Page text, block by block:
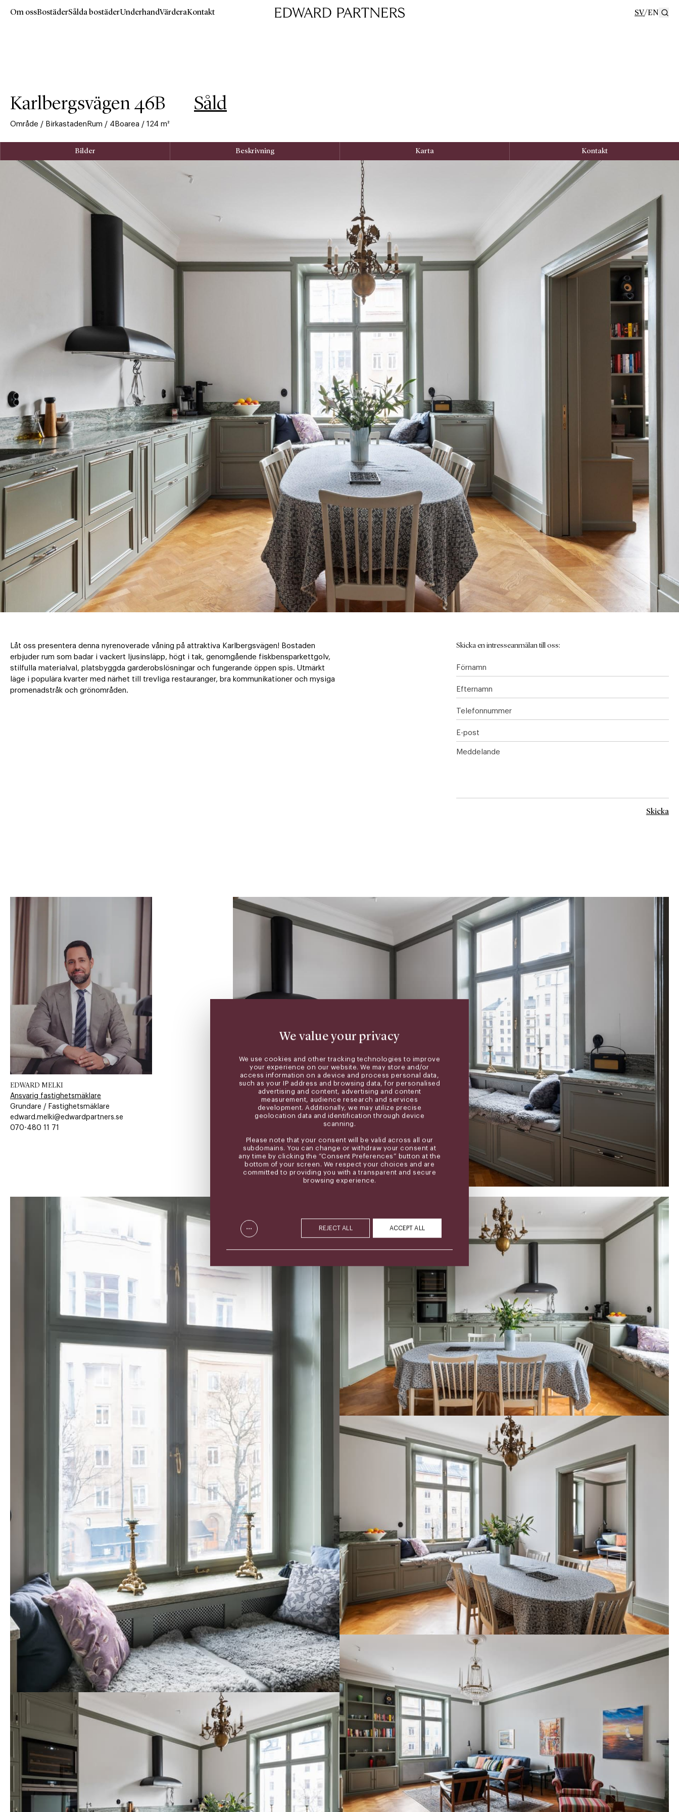
We value your privacy
We use cookies and other tracking technologies to improve
your experience on our website. We may store and/or
access information on a device and process personal data,
such as your IP address and browsing data, for personalised
advertising and content, advertising and content
measurement, audience research and services
development. Additionally, we may utilize precise
geolocation data and identification through device
scanning.
Please note that your consent will be valid across all our
subdomains. You can change or withdraw your consent at
any time by clicking the “Consent Preferences” button at the
bottom of your screen. We respect your choices and are
committed to providing you with a transparent and secure
browsing experience.
... REJECT ALL ACCEPT ALL
Om ossBostäderSålda bostäderUnderhandVärderaKontakt Edward & Partners SV/EN
Karlbergsvägen 46B
Område / Birkastaden Rum / 4 Boarea / 124 m²
Såld
Bilder Beskrivning Karta Kontakt
Låt oss presentera denna nyrenoverade våning på attraktiva Karlbergsvägen! Bostaden
erbjuder rum som badar i vackert ljusinsläpp, högt i tak, genomgående fiskbensparkettgolv,
stilfulla materialval, platsbyggda garderobslösningar och fungerande öppen spis. Utmärkt
läge i populära kvarter med närhet till trevliga restauranger, bra kommunikationer och mysiga
promenadstråk och grönområden.
Skicka en intresseanmälan till oss:
Förnamn
Efternamn
Telefonnummer
E-post
Meddelande
Skicka
EDWARD MELKI
Ansvarig fastighetsmäklare
Grundare / Fastighetsmäklare
edward.melki@edwardpartners.se
070-480 11 71​​​​‌ ‍ ​‍​‍‌‍ ‌ ​‍‌‍‍‌‌‍‌ ‌‍‍‌‌‍ ‍​‍​‍​ ‍‍​‍​‍‌ ​ ‌‍​‌‌‍ ‍‌‍‍‌‌ ‌​‌ ‍‌​‍ ‍‌‍‍‌‌‍ ​‍​‍​‍ ​​‍​‍‌‍‍​‌ ​‍‌‍‌‌‌‍‌‍​‍​‍​ ‍‍​‍​‍​‍ ‌ ​ ‌ ‌​‌ ‌‌‌‍‌​‌‍‍‌‌‍ ​‍ ‌‍‍‌‌‍ ‍‌ ‌​‌‍‌‌‌‍ ‍‌ ‌​​‍ ‌‍‌‌‌‍‌​‌‍‍‌‌ ‌​​‍ ‌‍ ‌‌‍ ‌‍‌​‌‍‌‌​ ‌‌ ​​‌ ​‍‌‍‌‌‌ ​ ‌‍‌‌‌‍ ‍‌ ‌​‌‍​‌‌ ‌​‌‍‍‌‌‍ ‌‍ ‍​ ‍ ‌‍‍‌‌‍‌​​ ‌‌​‍​‌​​‌‌​ ‍​ ​‌​ ​‌​ ‌​​ ​‌​ ‌ ‌‌ ‌​‌‌‌​ ‌​ ‍ ‌ ‌​‌ ‍‌‌ ​​‌‍‌‌​ ‌‌‍‌‌‌‍ ‌‌ ​​‌‍ ​‌‍ ‌ ‍‌‌‍‌‌‌‍‌‌​ ‍ ‌ ​​‌‍​‌‌ ‌​‌‍‍​​ ‌‌‍​ ‌ ​‍‌‍ ‌​‍ ‍‌‍​ ‌‍‌‌‌‍ ​‌‍ ​‌‌​​‌‍‍​‌‍ ‌‍ ‍‌‍‌‌​ ‌‍​‍‌‍​‌‌ ​ ‌‍‌‌‌‌‌‌‌ ​‍‌‍ ​​ ‌​‍‌‌​ ​‍‌​‌‍‌ ​ ‌ ‌​‌ ‌‌‌‍‌​‌‍‍‌‌‍ ​‍‌‍‌‍‍‌‌‍‌​​ ‌‌​‍​‌​​‌‌​ ‍​ ​‌​ ​‌​ ‌​​ ​‌​ ‌ ‌‌ ‌​‌‌‌​ ‌​‍‌‍‌ ‌​‌ ‍‌‌ ​​‌‍‌‌​ ‌‌‍‌‌‌‍ ‌‌ ​​‌‍ ​‌‍ ‌ ‍‌‌‍‌‌‌‍‌‌​‍‌‍‌ ​​‌‍​‌‌ ‌​‌‍‍​​ ‌‌‍​ ‌ ​‍‌‍ ‌​‍ ‍‌‍​ ‌‍‌‌‌‍ ​‌‍ ​‌‌​​‌‍‍​‌‍ ‌‍ ‍‌‍‌‌​‍‌‍‌‍‍‌‌ ​ ‌​‌​‌ ​‍‌‍​‌‌‍‌‍‌ ‌​​ ‌​‍​‍‌ ‌